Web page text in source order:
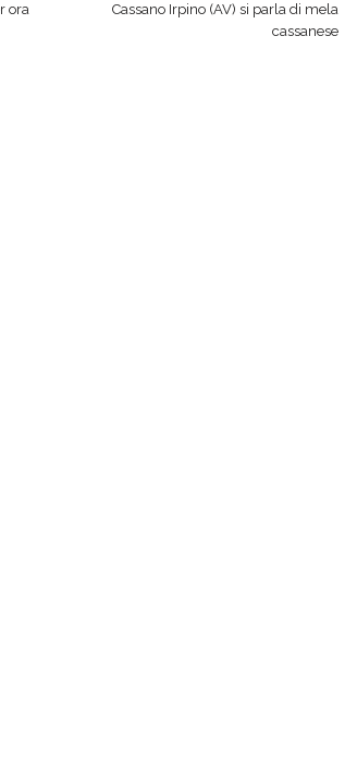
ora
Cassano Irpino (AV) si parla di mela
cassanese